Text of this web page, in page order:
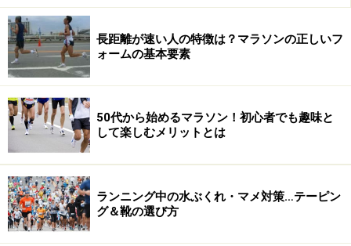
凸が脂肪に覆い隠されて分からなくなり、割れて見えな
いわけです。
しかし、トレーニング等によって脂肪を減らすことで、
少しずつ腹筋の凹凸が皮膚のうえから見えるようになっ
てきます。そして結果的に、腹筋の6つの割れがくっき
りする。これが、“シックスパック”と呼ばれる状態で
す。
ランニングだけで腹筋は割れるのか
長距離が速い人の特徴は？マラソンの正しいフ
ォームの基本要素
50代から始めるマラソン！初心者でも趣味と
して楽しむメリットとは
ランニング中の水ぶくれ・マメ対策…テーピン
グ＆靴の選び方